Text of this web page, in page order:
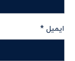
ایمیل*